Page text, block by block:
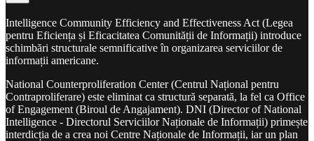
Intelligence Community Efficiency and Effectiveness Act (Legea
pentru Eficiența și Eficacitatea Comunității de Informații) introduce
schimbări structurale semnificative în organizarea serviciilor de
informații americane.
National Counterproliferation Center (Centrul Național pentru
Contraproliferare) este eliminat ca structură separată, la fel ca Office
of Engagement (Biroul de Angajament). DNI (Director of National
Intelligence - Directorul Serviciilor Naționale de Informații) primește
interdicția de a crea noi Centre Naționale de Informații, iar un plan